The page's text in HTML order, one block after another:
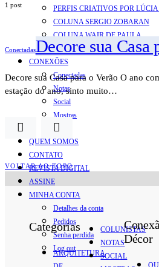
PERFIS CRIATIVOS POR
COLUNA SERGIO ZOBARAN
COLUNA WAIR DE PAULA
ARTE.IN.FORMA
CONEXÕES
Conectadas
Notas
Social
Mostras
QUEM SOMOS
CONTATO
REVISTA DIGITAL
ASSINE
MINHA CONTA
Detalhes da conta
Pedidos
Senha perdida
Log out
1 post
ConectadasDecore sua Casa
Decore sua Casa para o Verão O ano
estação do ano, sinto muito…
VOLTAR AO TOPO
Categorias
ARQUITETURA
COLUNISTAS
NOTAS
SOCIAL
Décor